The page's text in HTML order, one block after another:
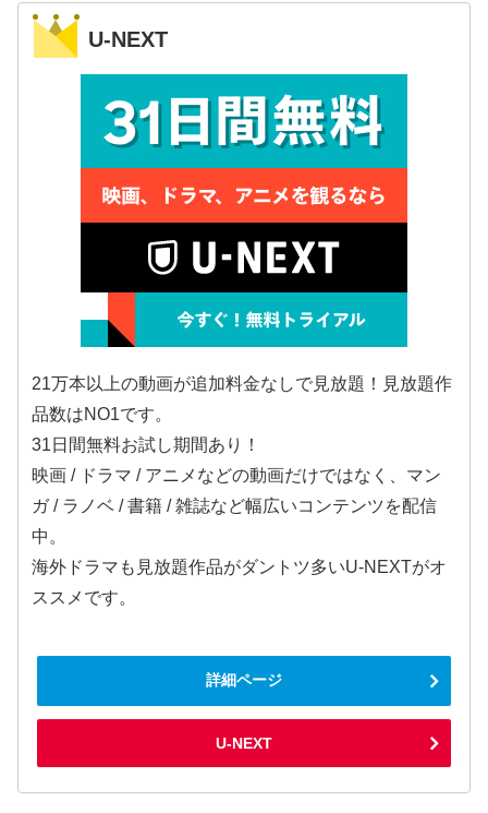
U-NEXT
21万本以上の動画が追加料金なしで見放題！見放題作
品数はNO1です。
31日間無料お試し期間あり！
映画 / ドラマ / アニメなどの動画だけではなく、マン
ガ / ラノベ / 書籍 / 雑誌など幅広いコンテンツを配信
中。
海外ドラマも見放題作品がダントツ多いU-NEXTがオ
ススメです。
詳細ページ
U-NEXT